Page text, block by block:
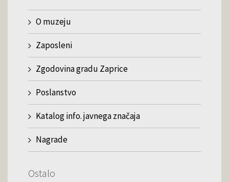
O muzeju
Zaposleni
Zgodovina gradu Zaprice
Poslanstvo
Katalog info. javnega značaja
Nagrade
Ostalo